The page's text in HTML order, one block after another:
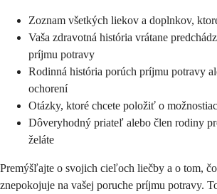
Zoznam všetkých liekov a doplnkov,
Vaša zdravotná história vrátane
príjmu potravy
Rodinná história porúch príjmu potravy
ochorení
Otázky, ktoré chcete položiť o
Dôveryhodný priateľ alebo člen rodiny
želáte
Premýšľajte o svojich cieľoch liečby a o tom,
znepokojuje na vašej poruche príjmu potravy.